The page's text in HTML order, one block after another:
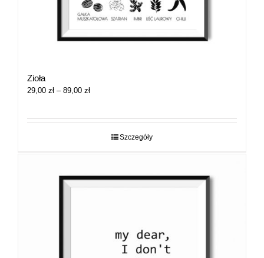
Zioła
29,00 zł – 89,00 złZakres
29,00 zł
Szczegóły